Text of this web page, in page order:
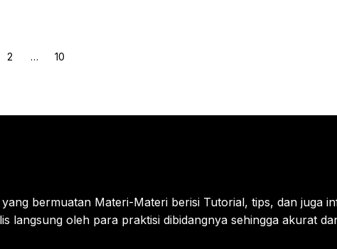
2 … Page
10
bermuatan Materi-Materi berisi Tutorial, tips, dan juga
langsung oleh para praktisi dibidangnya sehingga akurat